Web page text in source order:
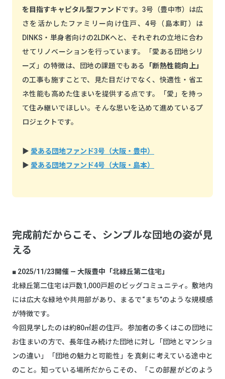
を目指すキャピタル型ファンドです。3号（豊中市）は広
さを活かしたファミリー向け住戸、4号（島本町）は
DINKS・単身者向けの2LDKへと、それぞれの立地に合わ
せてリノベーションを行っています。「愛ある団地シリ
ーズ」の特徴は、団地の課題でもある
「断熱性能向上」
の工事も施すことで、見た目だけでなく、快適性・省エ
ネ性能も高めた住まいを提供する点です。「愛」を持っ
て住み継いでほしい。そんな思いを込めて進めているプ
ロジェクトです。
▶ 愛ある団地ファンド3号（大阪・豊中）
▶ 愛ある団地ファンド4号（大阪・島本）
完成前だからこそ、シンプルな団地の姿が見
える
■ 2025/11/23開催 — 大阪豊中「北緑丘第二住宅」
北緑丘第二住宅は戸数1,000戸超のビッグコミュニティ。敷地内
には広大な緑地や共用部があり、まるで“まち”のような規模感
が特徴です。
今回見学したのは約80㎡超の住戸。参加者の多くはこの団地に
お住まいの方で、長年住み続けた団地に対し「団地とマンショ
ンの違い」「団地の魅力と可能性」を真剣に考えている途中と
のこと。知っている場所だからこその、「この部屋がどのよう